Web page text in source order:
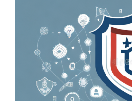
Berufsunfähigkeitsversicherung
Weitere Tarifvergleiche
Hilfe und Kontakt